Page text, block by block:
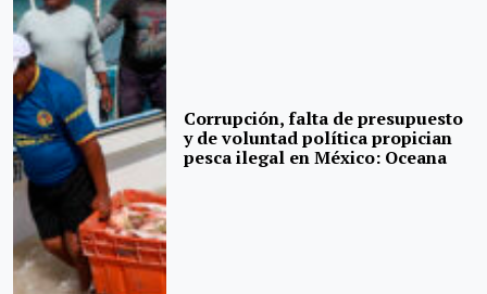
Corrupción, falta de presupuesto
y de voluntad política propician
pesca ilegal en México: Oceana